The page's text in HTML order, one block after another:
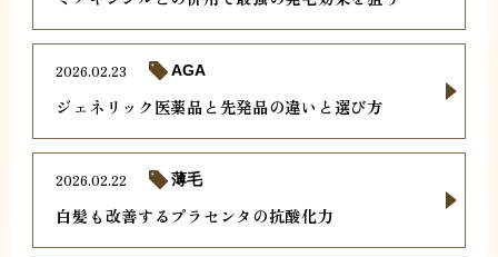
ジェネリック医薬品と先発品の違いと選び方
2026.02.23 AGA
白髪も改善するプラセンタの抗酸化力
2026.02.22 薄毛